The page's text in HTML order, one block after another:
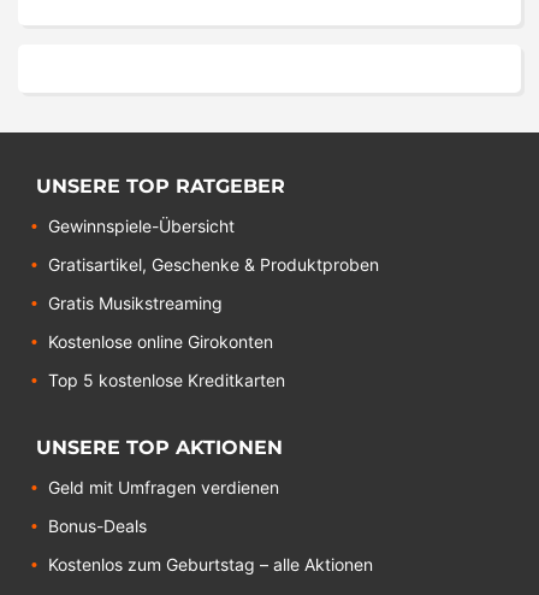
UNSERE TOP RATGEBER
Gewinnspiele-Übersicht
Gratisartikel, Geschenke & Produktproben
Gratis Musikstreaming
Kostenlose online Girokonten
Top 5 kostenlose Kreditkarten
UNSERE TOP AKTIONEN
Geld mit Umfragen verdienen
Bonus-Deals
Kostenlos zum Geburtstag – alle Aktionen